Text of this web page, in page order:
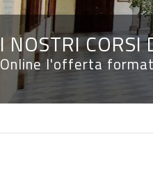
I NOSTRI CORSI
Online l'offerta